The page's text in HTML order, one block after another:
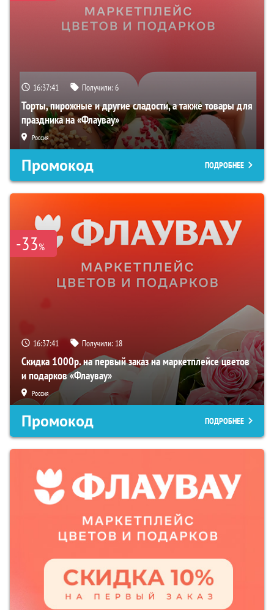
16:37:40 Получили:6
Торты, пирожные и другие сладости, а также товары для
праздника на «Флаувау»
Россия
Промокод ПОДРОБНЕЕ
-33%
16:37:40 Получили: 18
Скидка 1000р. на первый заказ на маркетплейсе цветов
и подарков «Флаувау»
Россия
Промокод ПОДРОБНЕЕ